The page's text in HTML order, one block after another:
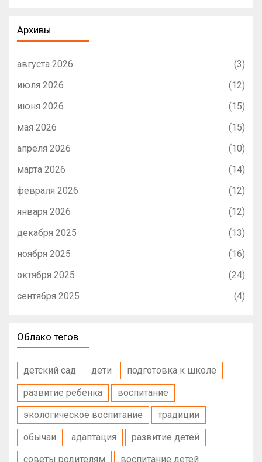
Архивы
августа 2026
(3)
июля 2026
(12)
июня 2026
(15)
мая 2026
(15)
апреля 2026
(10)
марта 2026
(14)
февраля 2026
(12)
января 2026
(12)
декабря 2025
(13)
ноября 2025
(16)
октября 2025
(24)
сентября 2025
(4)
Облако тегов
детский сад дети
подготовка к школе
развитие ребенка
воспитание
экологическое воспитание
традиции
обычаи
адаптация
развитие детей
советы родителям
воспитание детей